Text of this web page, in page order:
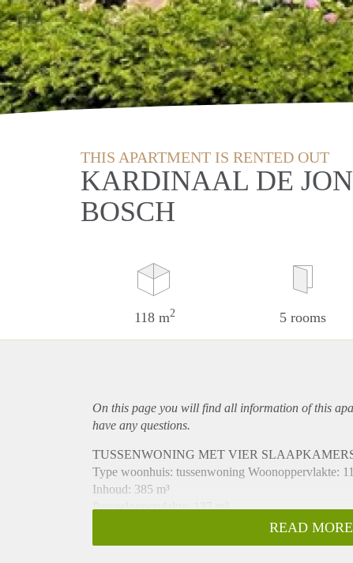
THIS APARTMENT IS RENTED OUT
KARDINAAL DE
BOSCH
118 m2 5 rooms
On this page you will find all information of this
have any questions.
TUSSENWONING MET VIER
Type woonhuis: tussenwoning Woonoppervlakte:
Inhoud: 385 m³
Perceeloppervlakte: 137 m²
Aanvaarding: per 15 mei 2026
READ